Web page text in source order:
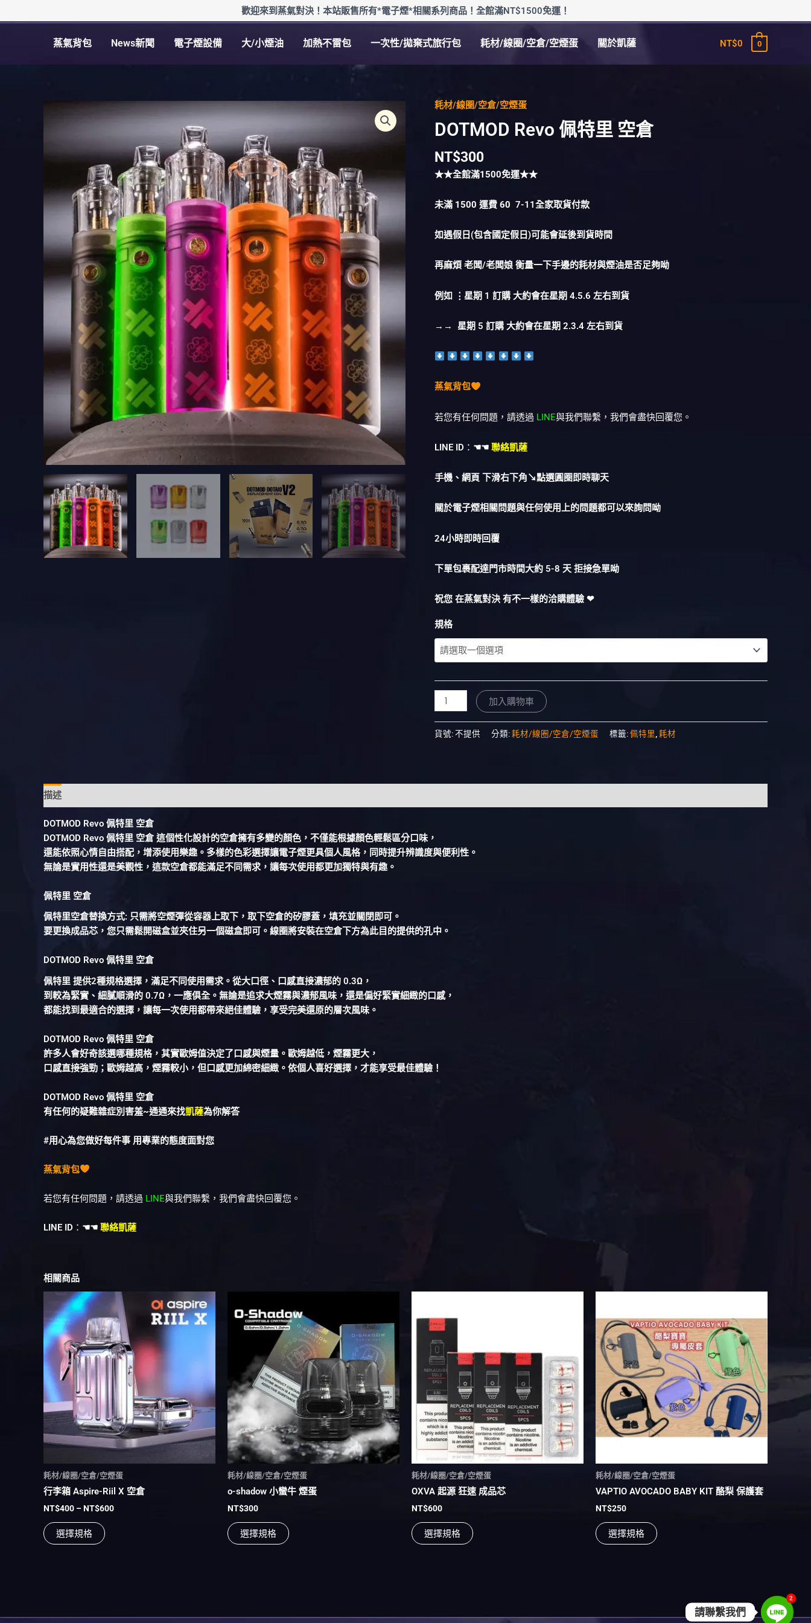
至
歡迎來到蒸氣對決！本站販售所有*電子煙*相關系列商品！全館滿NT$1500免運！
蒸氣背包 News新聞 電子煙設備 大/小煙油 加熱不雷包 一次性/拋棄式旅行包 耗材/線圈/空倉/空煙蛋 關於凱薩 NT$0 0
耗材/線圈/空倉/空煙蛋
DOTMOD Revo 佩特里 空倉
NT$300
★★全館滿1500免運★★
未滿 1500 運費 60 7-11全家取貨付款
如遇假日(包含國定假日)可能會延後到貨時間
再麻煩 老闆/老闆娘 衡量一下手邊的耗材與煙油是否足夠呦
例如 ⋮星期 1 訂購 大約會在星期 4.5.6 左右到貨
→→ 星期 5 訂購 大約會在星期 2.3.4 左右到貨
蒸氣背包
若您有任何問題，請透過 LINE與我們聯繫，我們會盡快回覆您。
LINE ID ： ☚☚ 聯絡凱薩
手機、網頁 下滑右下角↘︎點選圓圈即時聊天
關於電子煙相關問題與任何使用上的問題都可以來詢問呦
24小時即時回覆
下單包裹配達門市時間大約 5-8 天 拒接急單呦
祝您 在蒸氣對決 有不一樣的洽購體驗 ❤︎
規格
DOTMOD
Revo
佩
特
里
空
數
加入購物車
貨號:不提供 分類:耗材/線圈/空倉/空煙蛋 標籤:佩特里 耗材
描述
DOTMOD Revo 佩特里 空倉
DOTMOD Revo 佩特里 空倉 這個性化設計的空倉擁有多變的顏色，不僅能根據顏色輕鬆區分口味，
還能依照心情自由搭配，增添使用樂趣。多樣的色彩選擇讓電子煙更具個人風格，同時提升辨識度與便利性。
無論是實用性還是美觀性，這款空倉都能滿足不同需求，讓每次使用都更加獨特與有趣。
佩特里 空倉
佩特里空倉替換方式: 只需將空煙彈從容器上取下，取下空倉的矽膠蓋，填充並關閉即可。
要更換成品芯，您只需鬆開磁盒並夾住另一個磁盒即可。線圈將安裝在空倉下方為此目的提供的孔中。
DOTMOD Revo 佩特里 空倉
佩特里 提供2種規格選擇，滿足不同使用需求。從大口徑、口感直接濃郁的 0.3Ω，
到較為緊實、細膩順滑的 0.7Ω，一應俱全。無論是追求大煙霧與濃郁風味，還是偏好緊實細緻的口感，
都能找到最適合的選擇，讓每一次使用都帶來絕佳體驗，享受完美還原的層次風味。
DOTMOD Revo 佩特里 空倉
許多人會好奇該選哪種規格，其實歐姆值決定了口感與煙量。歐姆越低，煙霧更大，
口感直接強勁；歐姆越高，煙霧較小，但口感更加綿密細緻。依個人喜好選擇，才能享受最佳體驗！
DOTMOD Revo 佩特里 空倉
有任何的疑難雜症別害羞~通通來找凱薩為你解答
#用心為您做好每件事 用專業的態度面對您
蒸氣背包
若您有任何問題，請透過 LINE與我們聯繫，我們會盡快回覆您。
LINE ID ： ☚☚ 聯絡凱薩
相關商品
耗材/線圈/空倉/空煙蛋
行李箱 Aspire-Riil X 空倉
NT$400 –NT$600
價
格
範
圍：
NT$400
到
NT$600
選擇規格
產
品
有
多
式。
可
在
產
頁
面
選
耗材/線圈/空倉/空煙蛋
o-shadow 小蠻牛 煙蛋
NT$300
選擇規格
產
品
有
多
種
款
式。
可
在
產
品
頁
面
選
耗材/線圈/空倉/空煙蛋
OXVA 起源 狂速 成品芯
NT$600
選擇規格
多
款
式。
可
在
產
品
頁
面
選
耗材/線圈/空倉/空煙蛋
VAPTIO AVOCADO BABY KIT 酪梨 保護套
NT$250
選擇規格
品
有
多
種
款
式。
可
在
頁
面
選
2
請聯繫我們